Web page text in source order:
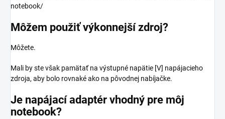
notebook/
Môžem použiť výkonnejší zdroj?
Môžete.
Mali by ste však pamätať na výstupné napätie [V] napájacieho
zdroja, aby bolo rovnaké ako na pôvodnej nabíjačke.
Je napájací adaptér vhodný pre môj
notebook?